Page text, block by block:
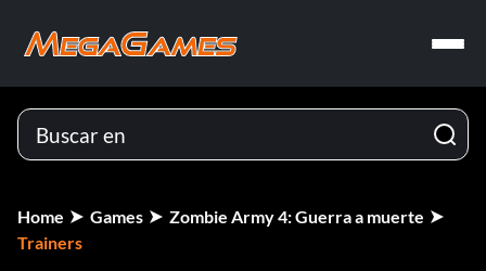
Home Games
Zombie Army 4: Guerra a muerte
Trainers